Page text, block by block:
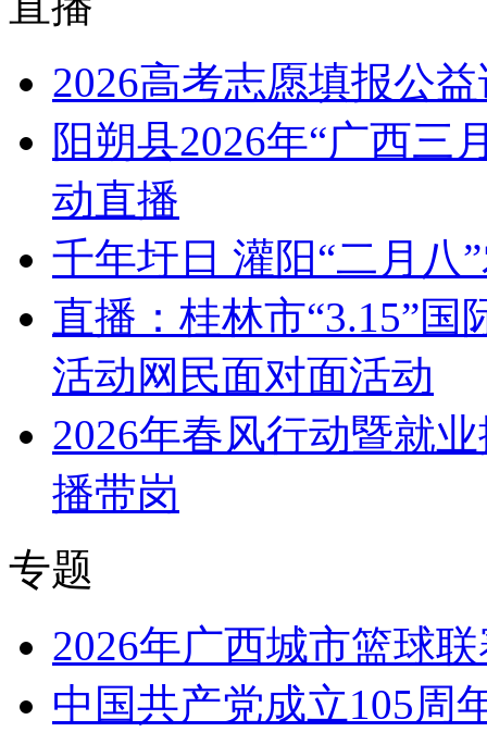
2026高考志愿填报公
阳朔县2026年“广西三
动直播
千年圩日 灌阳“二月八
直播：桂林市“3.15”
活动网民面对面活动
2026年春风行动暨就
播带岗
专题
2026年广西城市篮球
中国共产党成立105周